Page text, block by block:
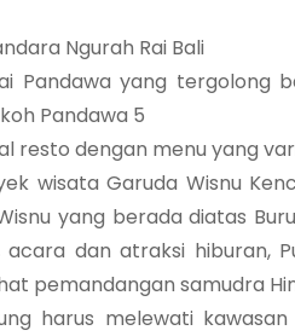
Ngurah Rai Bali
Pandawa yang
Pandawa 5
resto dengan menu yang
wisata Garuda Wisnu
yang berada diatas
acara dan atraksi hiburan,
pemandangan samudra
harus melewati